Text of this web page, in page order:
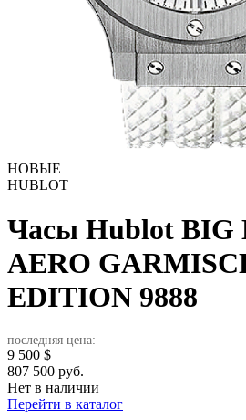
НОВЫЕ
HUBLOT
Часы Hublot BIG
AERO
EDITION 9888
последняя цена:
9 500 $
807 500 руб.
Нет в наличии
Перейти в каталог